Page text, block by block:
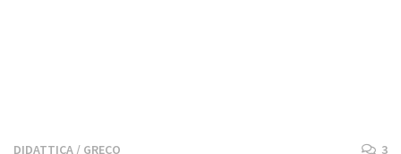
DIDATTICA / GRECO 3